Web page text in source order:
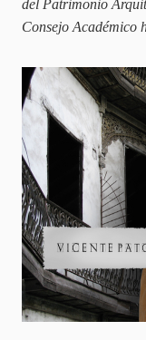
del Patrimonio
Consejo Académico